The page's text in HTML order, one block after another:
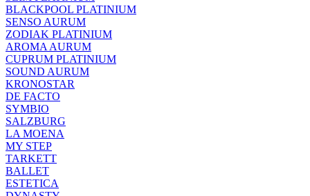
BLACKPOOL PLATINIUM
SENSO AURUM
ZODIAK PLATINIUM
AROMA AURUM
CUPRUM PLATINIUM
SOUND AURUM
KRONOSTAR
DE FACTO
SYMBIO
SALZBURG
LA MOENA
MY STEP
TARKETT
BALLET
ESTETICA